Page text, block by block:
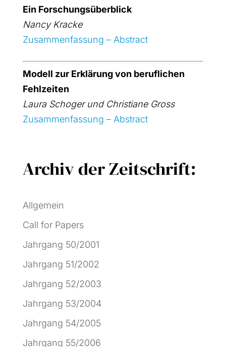
Ein For­schungs­über­blick
Nan­cy Kra­cke
Zusam­men­fas­sung – Abs­tract
Modell zur Erklä­rung von beruf­li­chen
Fehl­zei­ten
Lau­ra Scho­ger und Chris­tia­ne Gross
Zusam­men­fas­sung – Abs­tract
Archiv der Zeitschrift:
Allgemein
Call for Papers
Jahrgang 50/2001
Jahrgang 51/2002
Jahrgang 52/2003
Jahrgang 53/2004
Jahrgang 54/2005
Jahrgang 55/2006